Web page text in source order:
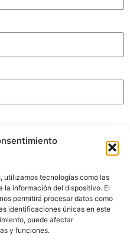
utilizamos tecnologías como las
la información del dispositivo. El
permitirá procesar datos como
identificaciones únicas en este
puede afectar
y funciones.